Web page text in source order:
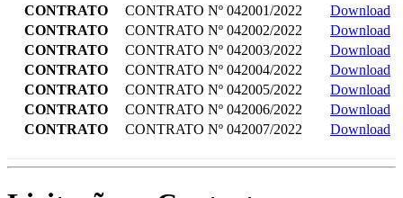
CONTRATO
CONTRATO Nº 042001/2022
Download
CONTRATO
CONTRATO Nº 042002/2022
Download
CONTRATO
CONTRATO Nº 042003/2022
Download
CONTRATO
CONTRATO Nº 042004/2022
Download
CONTRATO
CONTRATO Nº 042005/2022
Download
CONTRATO
CONTRATO Nº 042006/2022
Download
CONTRATO
CONTRATO Nº 042007/2022 Download